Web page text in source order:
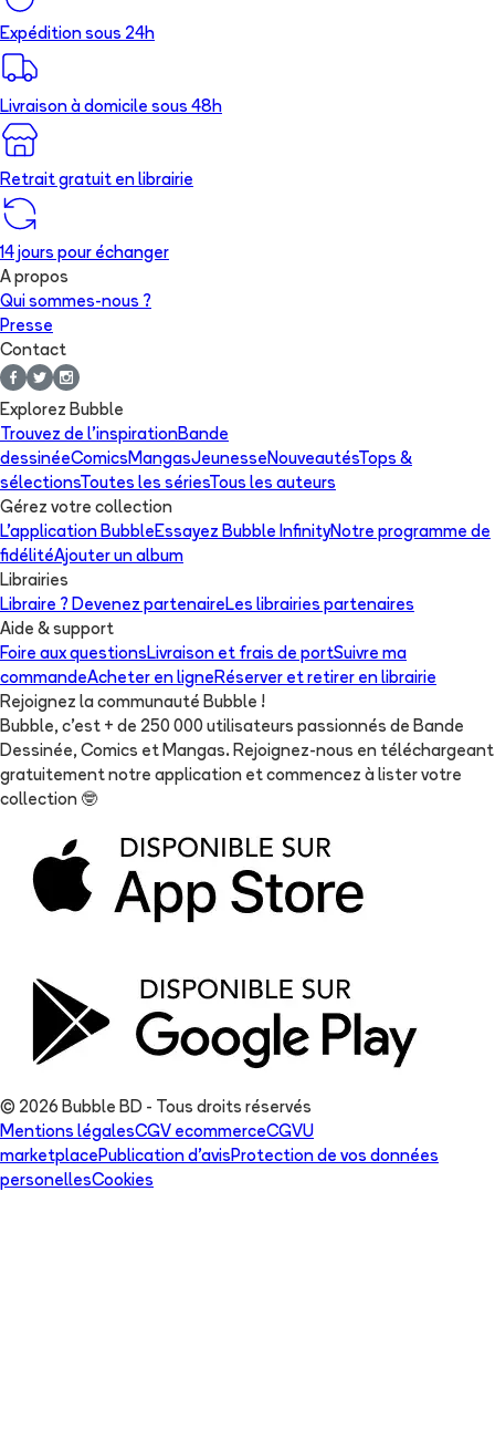
Expédition sous 24h
Livraison à domicile sous 48h
Retrait gratuit en librairie
14 jours pour échanger
A propos
Qui sommes-nous ?
Presse
Contact
Explorez Bubble
Trouvez de l'inspirationBande
dessinéeComics MangasJeunesse NouveautésTops &
sélectionsToutes les sériesTous les auteurs
Gérez votre collection
L'application Bubble Essayez Bubble InfinityNotre programme de
fidélitéAjouter un album
Librairies
Libraire ? Devenez partenaire Les librairies partenaires
Aide & support
Foire aux questions Livraison et frais de portSuivre ma
commandeAcheter en ligne Réserver et retirer en librairie
Rejoignez la communauté Bubble !
Bubble, c'est + de 250 000 utilisateurs passionnés de Bande
Dessinée, Comics et Mangas. Rejoignez-nous en téléchargeant
gratuitement notre application et commencez à lister votre
collection 🤓
© 2026 Bubble BD - Tous droits réservés
Mentions légalesCGV ecommerceCGVU
marketplace Publication d'avis Protection de vos données
personellesCookies